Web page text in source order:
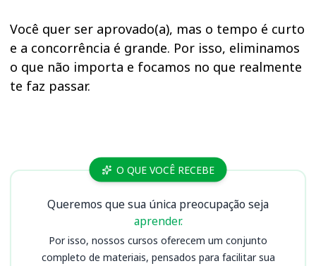
Você quer ser aprovado(a), mas o tempo é curto
e a concorrência é grande. Por isso, eliminamos
o que não importa e focamos no que realmente
te faz passar.
Cursos O QUE VOCÊ RECEBE
Queremos que sua única preocupação seja
aprender.
Por isso, nossos cursos oferecem um conjunto
completo de materiais, pensados para facilitar sua